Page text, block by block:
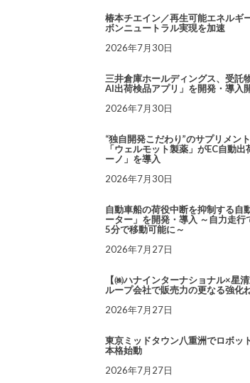
椿本チエイン／再生可能エネルギ
ボンニュートラル実現を加速
2026年7月30日
三井倉庫ホールディングス、受託
AI出荷検品アプリ」を開発・導入
2026年7月30日
“独自開発こだわり”のサプリメン
「ウェルモット製薬」がEC自動
ーノ」を導入
2026年7月30日
自動車船の荷役中断を抑制する自
ーター」を開発・導入 ～自力走行
5分で移動可能に～
2026年7月27日
【㈱ハナインターナショナル×星
ループ会社で販売力の更なる強化
2026年7月27日
東京ミッドタウン八重洲でロボッ
本格始動
2026年7月27日